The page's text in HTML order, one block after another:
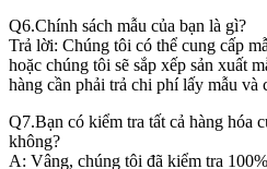
Q6.Chính sách mẫu của bạn là gì?
Trả lời: Chúng tôi có thể cung cấp
hoặc chúng tôi sẽ sắp xếp sản xuất
hàng cần phải trả chi phí lấy mẫu và
Q7.Bạn có kiểm tra tất cả hàng hóa
không?
A: Vâng, chúng tôi đã kiểm tra